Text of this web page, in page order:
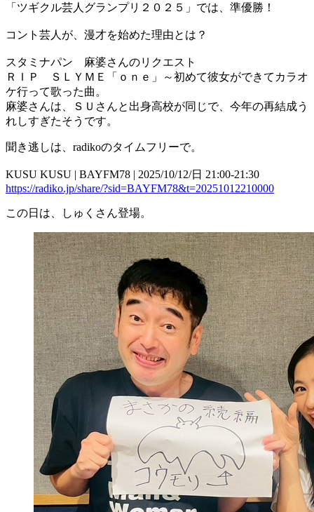
「ツギクル芸人グランプリ２０２５」では、準優勝！
コント芸人が、漫才を始めた理由とは？
スタミナパン 麻婆さんのリクエスト
ＲＩＰ ＳＬＹＭＥ「ｏｎｅ」～初めて彼女ができてカラオ
ケ行って歌った曲。
麻婆さんは、ＳＵさんと出身高校が同じで、今年の再結成う
れしすぎたそうです。
聞き逃しは、radikoのタイムフリーで。
KUSU KUSU | BAYFM78 | 2025/10/12/日 21:00-21:30
https://radiko.jp/share/?sid=BAYFM78&t=20251012210000
この日は、しゅくさん登場。